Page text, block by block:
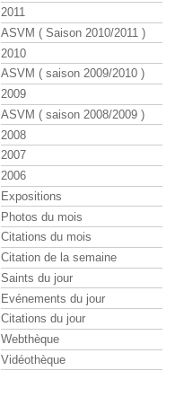
2011
ASVM ( Saison 2010/2011 )
2010
ASVM ( saison 2009/2010 )
2009
ASVM ( saison 2008/2009 )
2008
2007
2006
Expositions
Photos du mois
Citations du mois
Citation de la semaine
Saints du jour
Evénements du jour
Citations du jour
Webthèque
Vidéothèque